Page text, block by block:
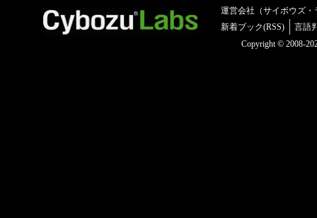
運営会社（サイボウズ・
新着ブック(RSS)
言語
Copyright © 2008-